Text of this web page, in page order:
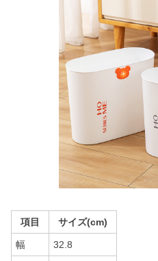
項目 サイズ(cm)
幅 32.8